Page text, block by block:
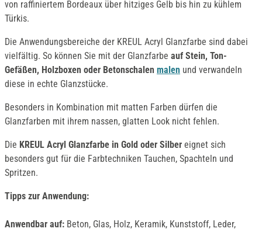
von raffiniertem Bordeaux über hitziges Gelb bis hin zu kühlem
Türkis.
Die Anwendungsbereiche der KREUL Acryl Glanzfarbe sind dabei
vielfältig. So können Sie mit der Glanzfarbe auf Stein, Ton-
Gefäßen, Holzboxen oder Betonschalen malen und verwandeln
diese in echte Glanzstücke.
Besonders in Kombination mit matten Farben dürfen die
Glanzfarben mit ihrem nassen, glatten Look nicht fehlen.
Die KREUL Acryl Glanzfarbe in Gold oder Silber eignet sich
besonders gut für die Farbtechniken Tauchen, Spachteln und
Spritzen.
Tipps zur Anwendung:
Anwendbar auf: Beton, Glas, Holz, Keramik, Kunststoff, Leder,